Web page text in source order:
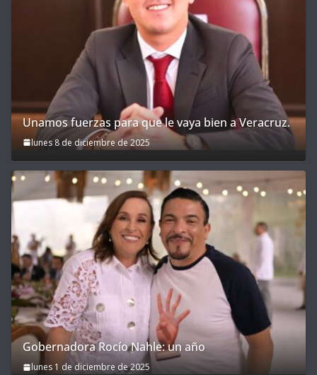
Unamos fuerzas para que le vaya bien a Veracruz.
lunes 8 de diciembre de 2025
Gobernadora Rocío Nahle: un año
lunes 1 de diciembre de 2025